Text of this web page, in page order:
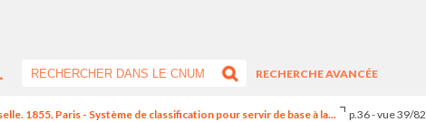
RECHERCHE AVANCÉE
1855. Paris - Système de classification pour servir de base à la... p.36 - vue 39/82